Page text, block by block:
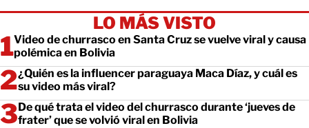
LO MÁS VISTO
Video de churrasco en Santa Cruz se vuelve viral y causa
polémica en Bolivia
¿Quién es la influencer paraguaya Maca Díaz, y cuál es
su video más viral?
De qué trata el video del churrasco durante ‘jueves de
frater’ que se volvió viral en Bolivia